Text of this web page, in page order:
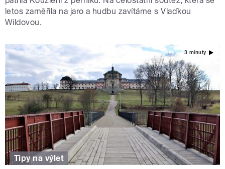
letos zaměřila na jaro a hudbu zavítáme s Vlaďkou
Wildovou.
3 minuty
Tipy na výlet